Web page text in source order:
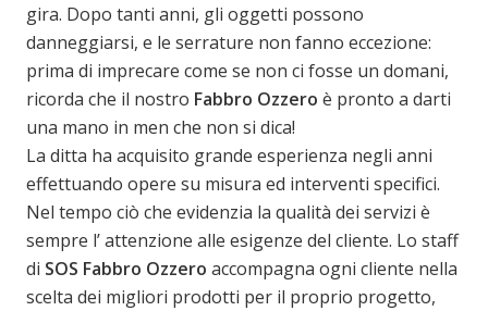
gira. Dopo tanti anni, gli oggetti possono
danneggiarsi, e le serrature non fanno eccezione:
prima di imprecare come se non ci fosse un domani,
ricorda che il nostro Fabbro Ozzero è pronto a darti
una mano in men che non si dica!
La ditta ha acquisito grande esperienza negli anni
effettuando opere su misura ed interventi specifici.
Nel tempo ciò che evidenzia la qualità dei servizi è
sempre l’ attenzione alle esigenze del cliente. Lo staff
di SOS Fabbro Ozzero accompagna ogni cliente nella
scelta dei migliori prodotti per il proprio progetto,